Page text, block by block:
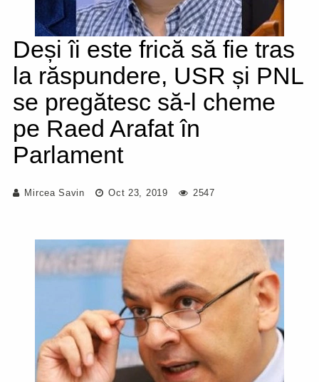
Deși îi este frică să fie tras
la răspundere, USR și PNL
se pregătesc să-l cheme
pe Raed Arafat în
Parlament
Mircea Savin Oct 23, 2019 2547